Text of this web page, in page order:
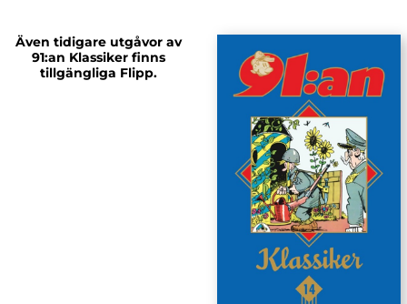
Även tidigare utgåvor av
91:an Klassiker finns
tillgängliga Flipp.